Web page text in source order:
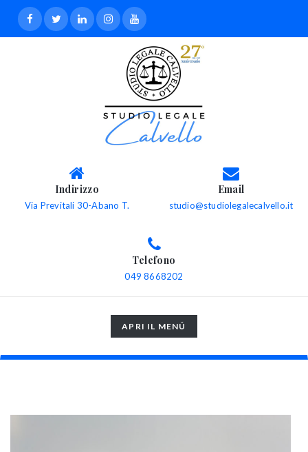
Indirizzo
Via Previtali 30-Abano T.
Email
studio@studiolegalecalvello.it
Telefono
049 8668202
TOGGLE
NAVIGATION
APRI IL MENÚ